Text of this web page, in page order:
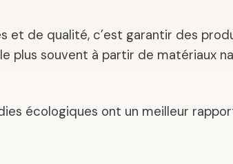
et de qualité, c’est garantir des
plus souvent à partir de matériaux
écologiques ont un meilleur